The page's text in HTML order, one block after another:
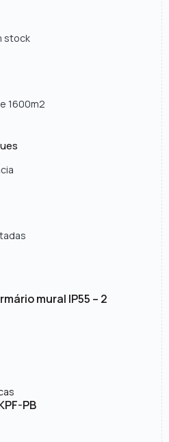
stock
1600m2
mural IP55 – 2
PB